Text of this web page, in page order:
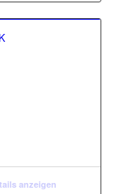
anzeigen